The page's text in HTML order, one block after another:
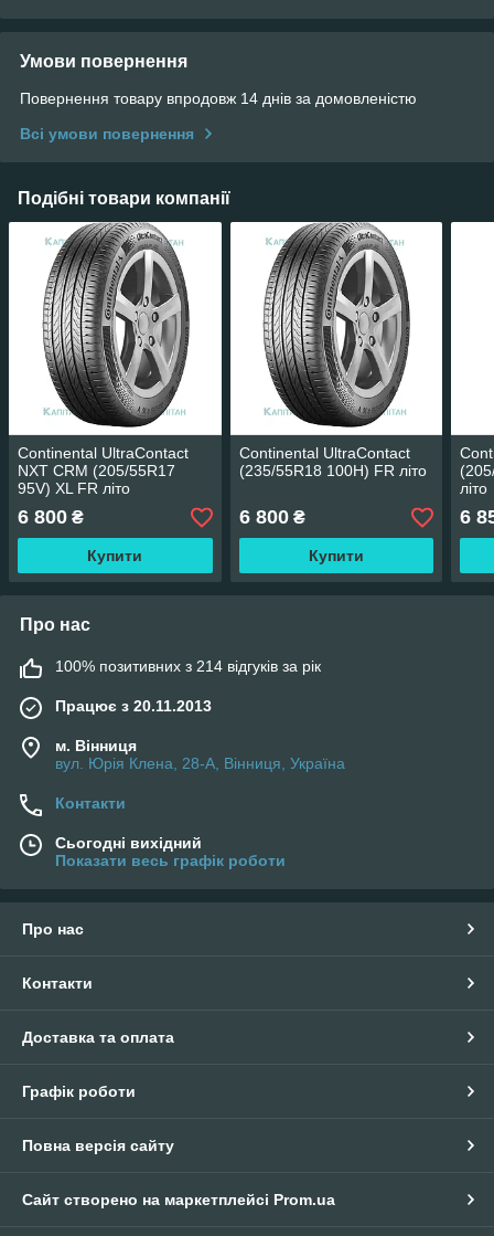
Умови повернення
Повернення товару впродовж 14 днів за домовленістю
Всі умови повернення
Подібні товари компанії
Continental UltraContact
NXT CRM (205/55R17
95V) XL FR літо
6 800 ₴
Купити
Continental UltraContact
(235/55R18 100H) FR літо
6 800₴
Купити
літо
6
Про нас
100% позитивних з 214 відгуків за рік
Працює з 20.11.2013
м. Вінниця
вул. Юрія Клена, 28-А, Вінниця, Україна
Контакти
Сьогодні вихідний
Показати весь графік роботи
Про нас
Контакти
Доставка та оплата
Графік роботи
Повна версія сайту
Сайт створено на маркетплейсі Prom.ua